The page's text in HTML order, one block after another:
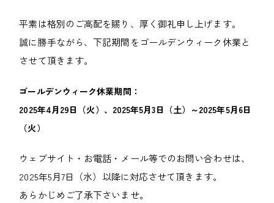
平素は格別のご高配を賜り、厚く御礼申し上げます。
誠に勝手ながら、下記期間をゴールデンウィーク休業と
させて頂きます。
ゴールデンウィーク休業期間：
2025年4月29日（火）、2025年5月3日（土）～2025年5月6日
（火）
ウェブサイト・お電話・メール等でのお問い合わせは、
2025年5月7日（水）以降に対応させて頂きます。
あらかじめご了承下さいませ。